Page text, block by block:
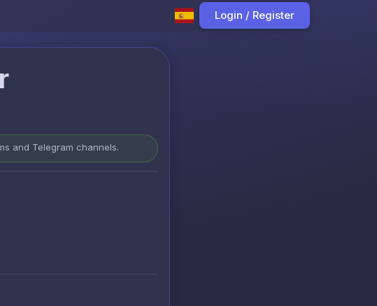
Login / Register
and Telegram channels.